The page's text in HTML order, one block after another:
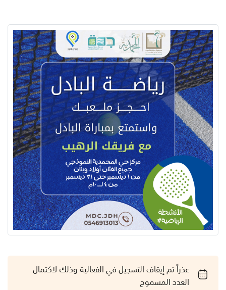
عذراً تم إيقاف التسجيل في الفعالية وذلك لاكتمال
العدد المسموح